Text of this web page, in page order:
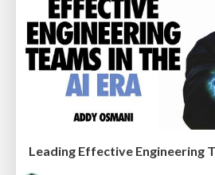
Leading Effective Engineering